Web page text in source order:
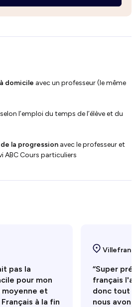
domicile avec un professeur (le même
l’emploi du temps de l’élève et du
la progression avec le professeur et
ABC Cours particuliers
pas la
pour mon
et
à la fin
“Super
français
donc tout
nous avons